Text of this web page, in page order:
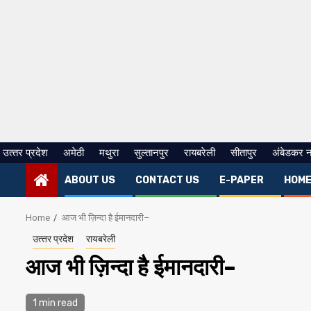
उत्‍तर प्रदेश अमेठी मथुरा सुल्तानपुर रायबरेली सीतापुर अंबेडकर
ABOUT US CONTACT US E-PAPER HOME
Home आज भी ज़िन्दा है ईमानदारी–
उत्‍तर प्रदेश रायबरेली
आज भी ज़िन्दा है ईमानदारी–
1 min read